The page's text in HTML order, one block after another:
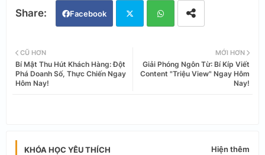
Facebook
tter ats
MỚI HƠN
Giải Phóng Ngôn Từ: Bí Kíp Viết
Content "Triệu View" Ngay Hôm
Nay!
CŨ HƠN
Bí Mật Thu Hút Khách Hàng: Đột
Phá Doanh Số, Thực Chiến Ngay
Hôm Nay!
KHÓA HỌC YÊU THÍCH Hiện thêm